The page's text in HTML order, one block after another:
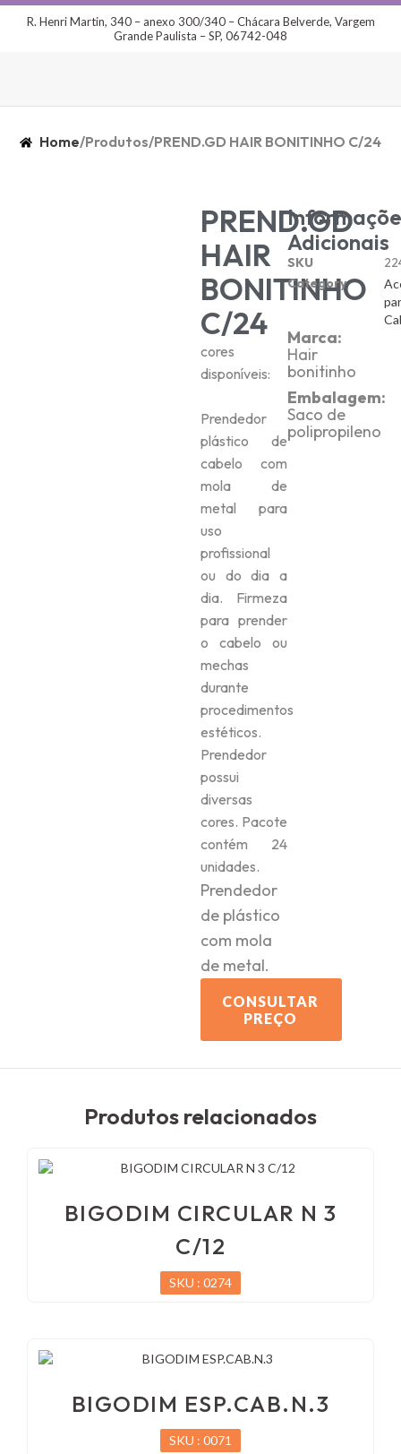
R. Henri Martin, 340 – anexo 300/340 – Chácara Belverde, Vargem
Grande Paulista – SP, 06742-048
Home/Produtos/PREND.GD HAIR BONITINHO C/24
PREND.GD
HAIR
BONITINHO
C/24
cores
disponíveis:
Prendedor
plástico de
cabelo com
mola de
metal para
uso
profissional
ou do dia a
dia. Firmeza
para prender
o cabelo ou
mechas
durante
procedimentos
estéticos.
Prendedor
possui
diversas
cores. Pacote
contém 24
unidades.
Prendedor
de plástico
com mola
de metal.
CONSULTAR
PREÇO
Adicionais
SKU
Category
Marca:
Hair
bonitinho
Embalagem:
Saco de
polipropileno
Produtos relacionados
BIGODIM CIRCULAR N 3
C/12
SKU : 0274
BIGODIM ESP.CAB.N.3
SKU : 0071